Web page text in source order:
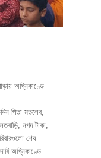
অগ্নিকাণ্ডে
পিতা মতলেব,
নগদ টাকা,
শেষ
অগ্নিকাণ্ডে